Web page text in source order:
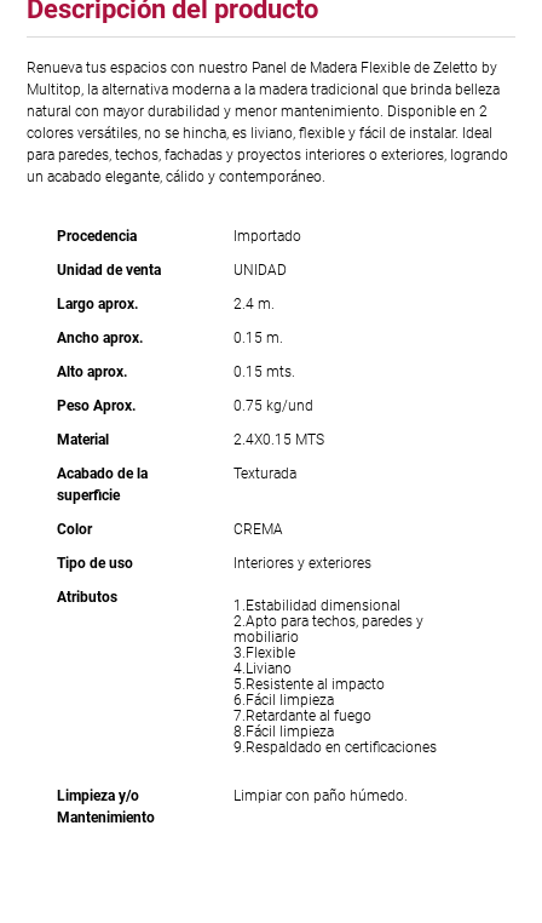
Descripción del producto
Renueva tus espacios con nuestro Panel de Madera Flexible de Zeletto by
Multitop, la alternativa moderna a la madera tradicional que brinda belleza
natural con mayor durabilidad y menor mantenimiento. Disponible en 2
colores versátiles, no se hincha, es liviano, flexible y fácil de instalar. Ideal
para paredes, techos, fachadas y proyectos interiores o exteriores, logrando
un acabado elegante, cálido y contemporáneo.
Procedencia
Importado
Unidad de venta
UNIDAD
Largo aprox.
2.4 m.
Ancho aprox.
0.15 m.
Alto aprox.
0.15 mts.
Peso Aprox.
0.75 kg/und
Material
2.4X0.15 MTS
Acabado de la
superficie
Texturada
Color
CREMA
Tipo de uso
Interiores y exteriores
Atributos
1.Estabilidad dimensional
2.Apto para techos, paredes y
mobiliario
3.Flexible
4.Liviano
5.Resistente al impacto
6.Fácil limpieza
7.Retardante al fuego
8.Fácil limpieza
9.Respaldado en certificaciones
Limpieza y/o
Mantenimiento
Limpiar con paño húmedo.